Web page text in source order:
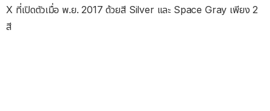
X ที่เปิดตัวเมื่อ พ.ย. 2017 ด้วยสี Silver และ Space Gray เพียง 2
สี